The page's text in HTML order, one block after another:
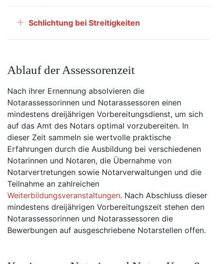
Schlichtung bei Streitigkeiten
Ablauf der Assessorenzeit
Nach ihrer Ernennung absolvieren die
Notarassessorinnen und Notarassessoren einen
mindestens dreijährigen Vorbereitungsdienst, um sich
auf das Amt des Notars optimal vorzubereiten. In
dieser Zeit sammeln sie wertvolle praktische
Erfahrungen durch die Ausbildung bei verschiedenen
Notarinnen und Notaren, die Übernahme von
Notarvertretungen sowie Notarverwaltungen und die
Teilnahme an zahlreichen
Weiterbildungsveranstaltungen. Nach Abschluss dieser
mindestens dreijährigen Vorbereitungszeit stehen den
Notarassessorinnen und Notarassessoren die
Bewerbungen auf ausgeschriebene Notarstellen offen.